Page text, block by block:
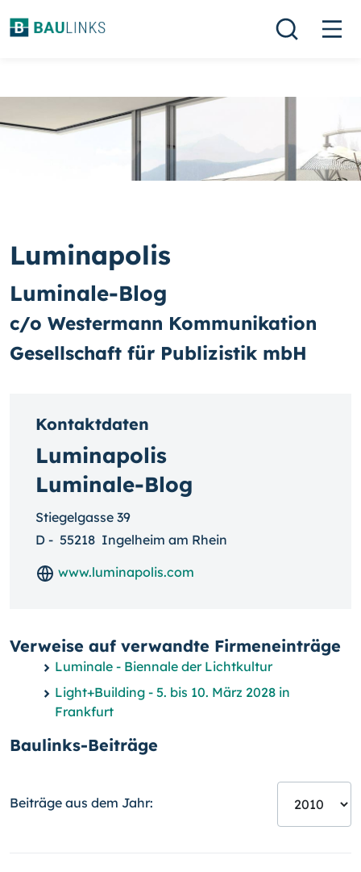
Luminapolis
Luminale-Blog
c/o Westermann Kommunikation
Gesellschaft für Publizistik mbH
Kontaktdaten
Luminapolis
Luminale-Blog
Stiegelgasse 39
D - 55218 Ingelheim am Rhein
www.luminapolis.com
Verweise auf verwandte Firmeneinträge
Luminale - Biennale der Lichtkultur
Light+Building - 5. bis 10. März 2028 in
Frankfurt
Baulinks-Beiträge
Beiträge aus dem Jahr: